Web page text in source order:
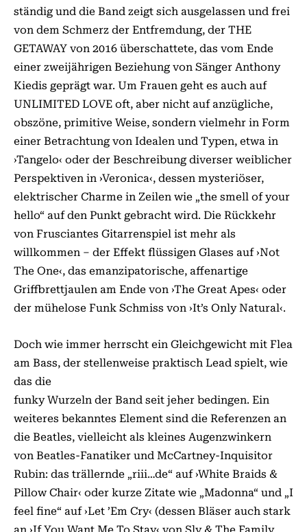
ständig und die Band zeigt sich ausgelassen und frei
von dem Schmerz der Entfremdung, der THE
GETAWAY von 2016 überschattete, das vom Ende
einer zweijährigen Beziehung von Sänger Anthony
Kiedis geprägt war. Um Frauen geht es auch auf
UNLIMITED LOVE oft, aber nicht auf anzügliche,
obszöne, primitive Weise, sondern vielmehr in Form
einer Betrachtung von Idealen und Typen, etwa in
›Tangelo‹ oder der Beschreibung diverser weiblicher
Perspektiven in ›Veronica‹, dessen mysteriöser,
elektrischer Charme in Zeilen wie „the smell of your
hello“ auf den Punkt gebracht wird. Die Rückkehr
von Frusciantes Gitarrenspiel ist mehr als
willkommen – der Effekt flüssigen Glases auf ›Not
The One‹, das emanzipatorische, affenartige
Griffbrettjaulen am Ende von ›The Great Apes‹ oder
der mühelose Funk Schmiss von ›It’s Only Natural‹.
Doch wie immer herrscht ein Gleichgewicht mit Flea
am Bass, der stellenweise praktisch Lead spielt, wie
das die
funky Wurzeln der Band seit jeher bedingen. Ein
weiteres bekanntes Element sind die Referenzen an
die Beatles, vielleicht als kleines Augenzwinkern
von Beatles-Fanatiker und McCartney-Inquisitor
Rubin: das trällernde „riii…de“ auf ›White Braids &
Pillow Chair‹ oder kurze Zitate wie „Madonna“ und „I
feel fine“ auf ›Let ’Em Cry‹ (dessen Bläser auch stark
an ›If You Want Me To Stay‹ von Sly & The Family